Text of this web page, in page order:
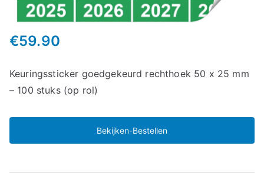
€59.90
Keuringssticker goedgekeurd rechthoek 50 x 25 mm
– 100 stuks (op rol)
Bekijken-Bestellen